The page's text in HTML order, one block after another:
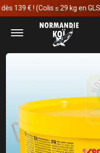
€ ! (Colis ≤ 29 kg en GLS
Accueil
Soins et
Traitements contre les